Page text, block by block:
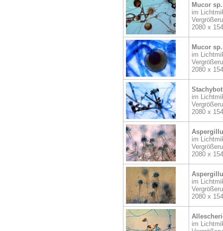
Mucor sp.
im
2080 x
Mucor sp.
im
2080 x
im
2080 x
im
2080 x
im
2080 x
im